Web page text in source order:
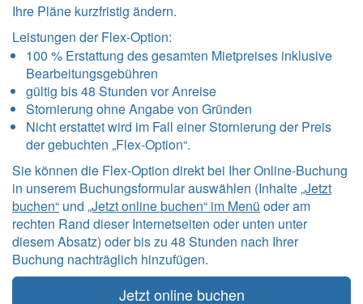
Ihre Pläne kurzfristig ändern.
Leistungen der Flex-Option:
100 % Erstattung des gesamten Mietpreises inklusive
Bearbeitungsgebühren
gültig bis 48 Stunden vor Anreise
Stornierung ohne Angabe von Gründen
Nicht erstattet wird im Fall einer Stornierung der Preis
der gebuchten „Flex-Option“.
Sie können die Flex-Option direkt bei Iher Online-Buchung
in unserem Buchungsformular auswählen (Inhalte„Jetzt
buchen“ und „Jetzt online buchen“ im Menü oder am
rechten Rand dieser Internetseiten oder unten unter
diesem Absatz) oder bis zu 48 Stunden nach Ihrer
Buchung nachträglich hinzufügen.
Jetzt online buchen